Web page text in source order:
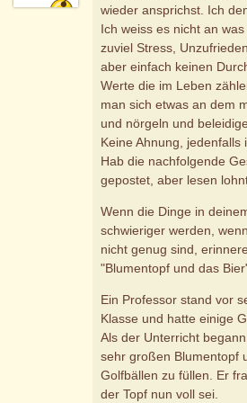
wieder ansprichst. Ich
Ich weiss es nicht an
zuviel Stress,
aber einfach keinen
Werte die im Leben
man sich etwas an dem
und nörgeln und
Keine Ahnung, jedenfalls
Hab die nachfolgende
gepostet, aber lesen
Wenn die Dinge in
schwieriger werden,
nicht genug sind,
"Blumentopf und das
Ein Professor stand vor
Klasse und hatte einige
Als der Unterricht
sehr großen Blumentopf
Golfbällen zu füllen. Er
der Topf nun voll sei.